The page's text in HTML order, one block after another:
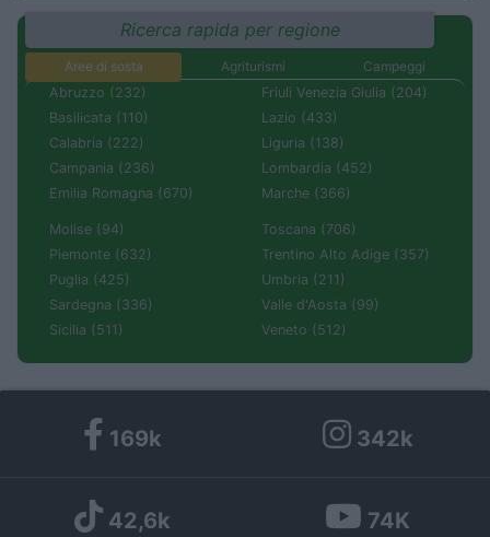
Ricerca rapida per regione
Aree di sosta Agriturismi
Campeggi
Abruzzo (232)
Basilicata (110)
Calabria (222)
Campania (236)
Emilia Romagna (670)
Friuli Venezia Giulia (204)
Lazio (433)
Liguria (138)
Lombardia (452)
Marche (366)
Molise (94)
Piemonte (632)
Puglia (425)
Sardegna (336)
Sicilia (511)
Toscana (706)
Trentino Alto Adige (357)
Umbria (211)
Valle d'Aosta (99)
Veneto (512)
169k 342k
42,6k 74K